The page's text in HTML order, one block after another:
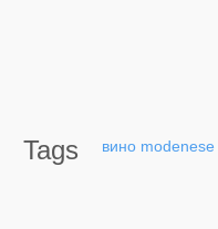
Tags вино modenese